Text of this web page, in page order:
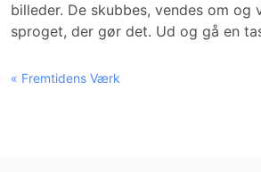
billeder. De skubbes, vendes om og
sproget, der gør det. Ud og gå en
« Fremtidens Værk